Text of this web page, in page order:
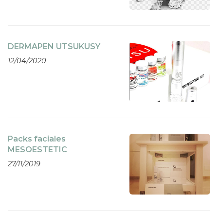
DERMAPEN UTSUKUSY
12/04/2020
Packs faciales
MESOESTETIC
27/11/2019